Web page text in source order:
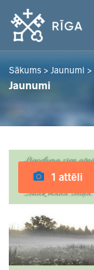
Sākums > Jaunumi >
Jaunumi
1 attēli